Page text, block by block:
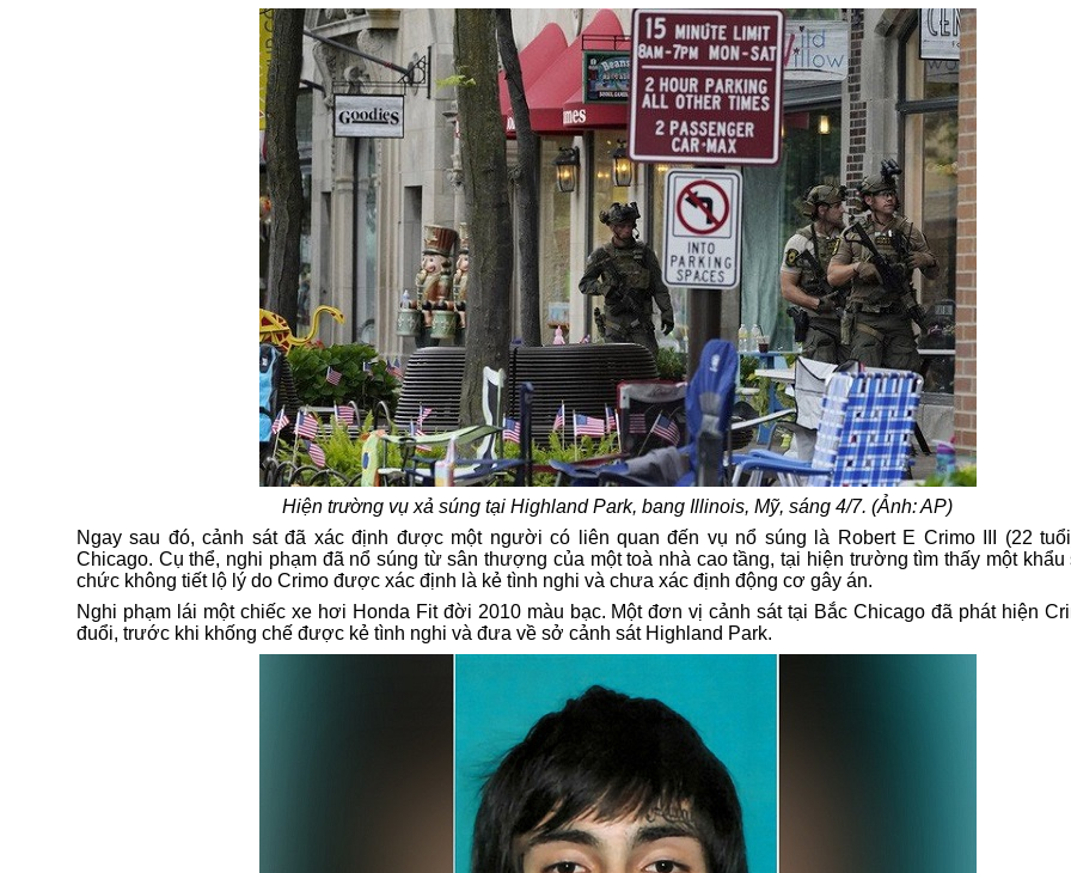
Hiện trường vụ xả súng tại Highland Park, bang Illinois, Mỹ, sáng 4/7. (Ảnh: AP)
Ngay sau đó, cảnh sát đã xác định được một người có liên quan đến vụ nổ súng là Robert E Crimo III (22
Chicago. Cụ thể, nghi phạm đã nổ súng từ sân thượng của một toà nhà cao tầng, tại hiện trường tìm thấy một khẩu
chức không tiết lộ lý do Crimo được xác định là kẻ tình nghi và chưa xác định động cơ gây án.
Nghi phạm lái một chiếc xe hơi Honda Fit đời 2010 màu bạc. Một đơn vị cảnh sát tại Bắc Chicago đã phát hiện
đuổi, trước khi khống chế được kẻ tình nghi và đưa về sở cảnh sát Highland Park.